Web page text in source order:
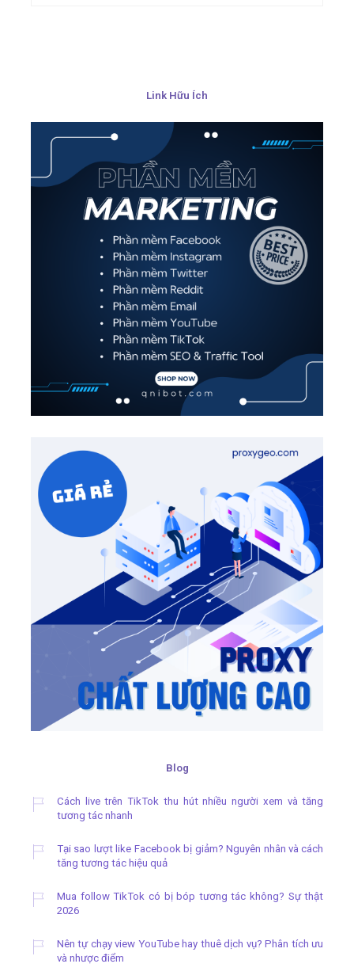
Link Hữu Ích
Blog
Cách live trên TikTok thu hút nhiều người xem và tăng
tương tác nhanh
Tại sao lượt like Facebook bị giảm? Nguyên nhân và cách
tăng tương tác hiệu quả
Mua follow TikTok có bị bóp tương tác không? Sự thật
2026
Nên tự chạy view YouTube hay thuê dịch vụ? Phân tích ưu
và nhược điểm